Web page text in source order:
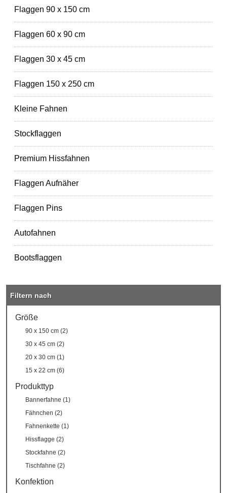
Flaggen 90 x 150 cm
Flaggen 60 x 90 cm
Flaggen 30 x 45 cm
Flaggen 150 x 250 cm
Kleine Fahnen
Stockflaggen
Premium Hissfahnen
Flaggen Aufnäher
Flaggen Pins
Autofahnen
Bootsflaggen
Filtern nach
Größe
90 x 150 cm (2)
30 x 45 cm (2)
20 x 30 cm (1)
15 x 22 cm (6)
Produkttyp
Bannerfahne (1)
Fähnchen (2)
Fahnenkette (1)
Hissflagge (2)
Stockfahne (2)
Tischfahne (2)
Konfektion